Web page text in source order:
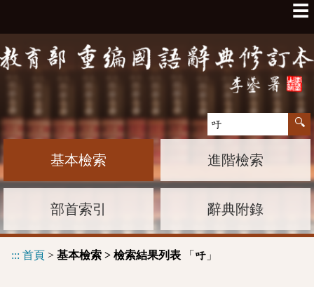
☰
基本檢索 進階檢索
部首索引 辭典附錄
::: 首頁 > 基本檢索 > 檢索結果列表 「 吁 」